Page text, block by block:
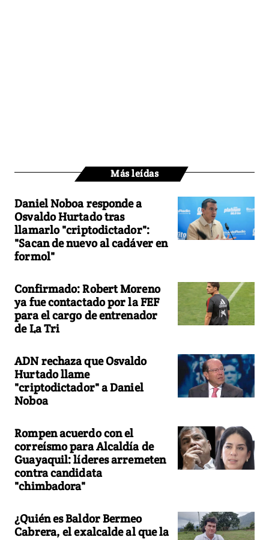
Más leídas
Daniel Noboa responde a
Osvaldo Hurtado tras
llamarlo "criptodictador":
"Sacan de nuevo al cadáver en
formol"
Confirmado: Robert Moreno
ya fue contactado por la FEF
para el cargo de entrenador
de La Tri
ADN rechaza que Osvaldo
Hurtado llame
"criptodictador" a Daniel
Noboa
Rompen acuerdo con el
correísmo para Alcaldía de
Guayaquil: líderes arremeten
contra candidata
"chimbadora"
¿Quién es Baldor Bermeo
Cabrera, el exalcalde al que la